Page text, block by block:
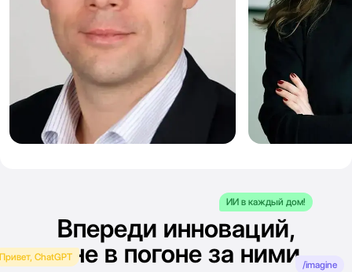
Впереди инноваций,
а не в погоне за ними
ИИ в каждый дом!
Привет, ChatGPT
/imagine